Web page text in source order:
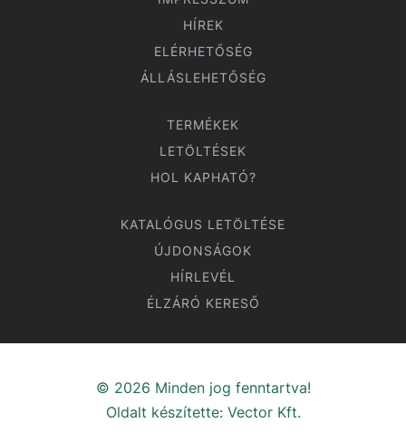
HÍREK
ELÉRHETŐSÉG
ÁLLÁSLEHETŐSÉG
TERMÉKEK
LETÖLTÉSEK
HOL KAPHATÓ?
KATALÓGUS LETÖLTÉSE
ÚJDONSÁGOK
HÍRLEVÉL
ÉLZÁRÓ KERESŐ
© 2026 Minden jog fenntartva!
Oldalt készítette: Vector Kft.